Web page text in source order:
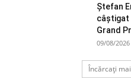
Ștefan
câștigat
Grand
09/08/2026
Încărcați